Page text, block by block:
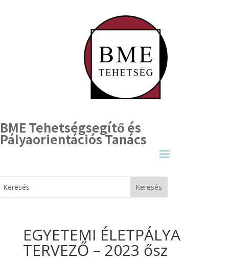
BME Tehetségsegítő és
Pályaorientációs Tanács
EGYETEMI ÉLETPÁLYA
TERVEZŐ – 2023 ősz